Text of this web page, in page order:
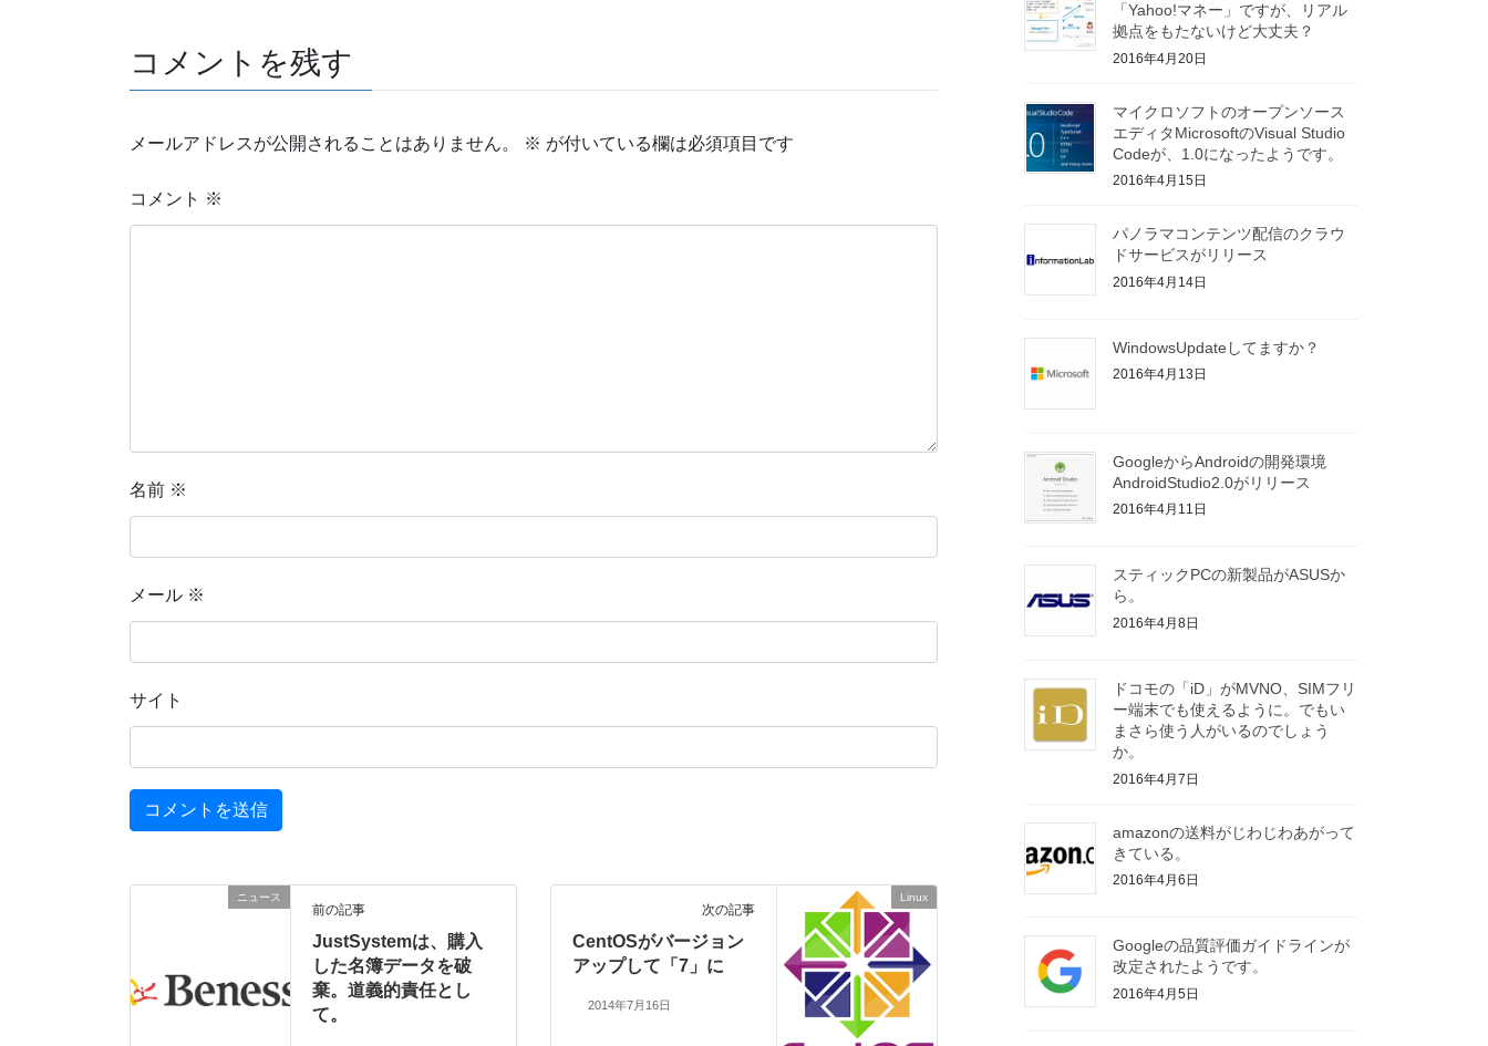
コメントを残す
メールアドレスが公開されることはありません。 ※ が付いている欄は必須項目です
コメント ※
名前 ※
メール ※
サイト
ニュース
前の記事
JustSystemは、購入
した名簿データを破
棄。道義的責任とし
て。
Linux
次の記事
CentOSがバージョン
アップして「7」に
2014年7月16日
「Yahoo!マネー」ですが、リアル
拠点をもたないけど大丈夫？
2016年4月20日
マイクロソフトのオープンソース
エディタMicrosoftのVisual Studio
Codeが、1.0になったようです。
2016年4月15日
パノラマコンテンツ配信のクラウ
ドサービスがリリース
2016年4月14日
WindowsUpdateしてますか？
2016年4月13日
GoogleからAndroidの開発環境
AndroidStudio2.0がリリース
2016年4月11日
スティックPCの新製品がASUSか
ら。
2016年4月8日
ドコモの「iD」がMVNO、SIMフリ
ー端末でも使えるように。でもい
まさら使う人がいるのでしょう
か。
2016年4月7日
amazonの送料がじわじわあがって
きている。
2016年4月6日
Googleの品質評価ガイドラインが
改定されたようです。
2016年4月5日